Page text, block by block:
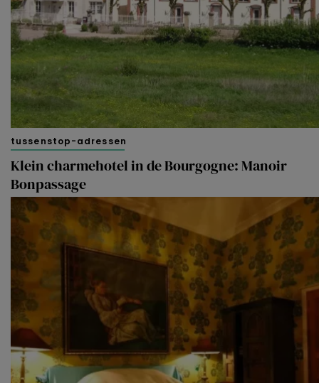
voorkeuren af te stemmen. Je kunt je voorkeuren
beheren via ‘Zelf instellen’. Klik je op ‘Accepteren en
doorgaan’ dan ga je akkoord met het gebruik van alle
cookies zoals omschreven in onze
.
Merci!
tussenstop-adressen
Klein charmehotel in de Bourgogne: Manoir
Bonpassage